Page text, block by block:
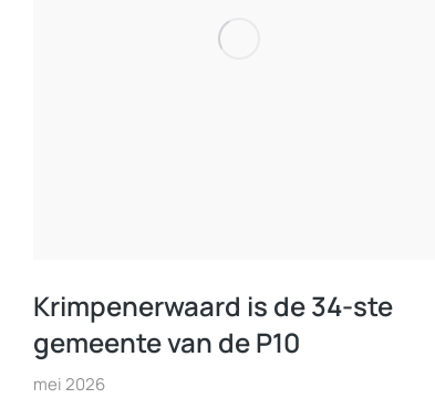
Krimpenerwaard is de 34-ste
gemeente van de P10
mei 2026